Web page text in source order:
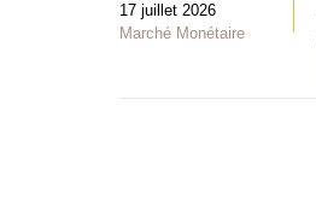
17 juillet 2026
Marché Monétaire